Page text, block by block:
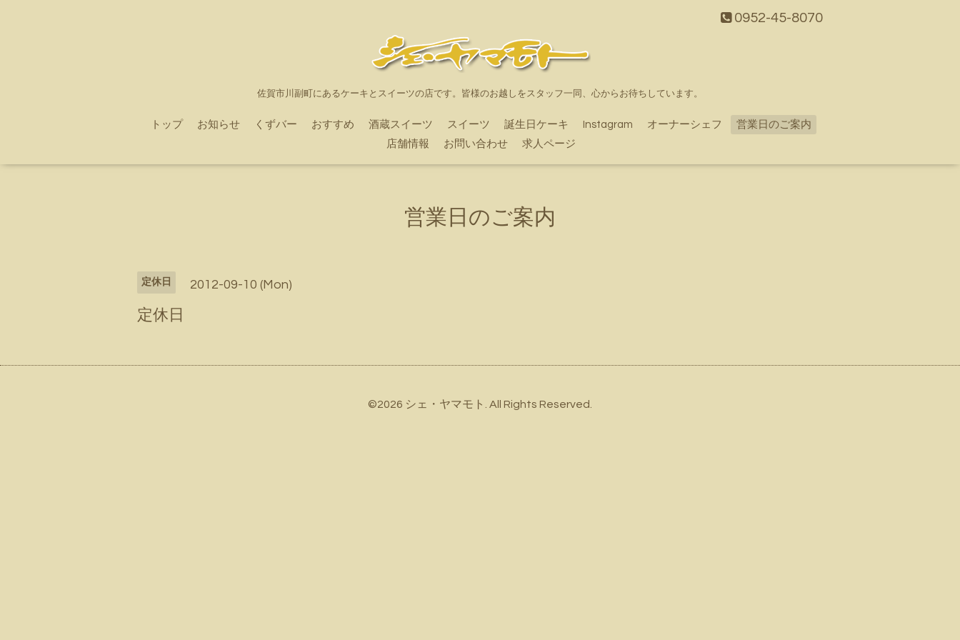
0952-45-8070
佐賀市川副町にあるケーキとスイーツの店です。皆様のお越しをスタッフ一同、心からお待ちしています。
トップ お知らせ くずバー おすすめ 酒蔵スイーツ スイーツ 誕生日ケーキ Instagram オーナーシェフ
営業日のご案内
店舗情報
お問い合わせ 求人ページ
営業日のご案内
定休日 2012-09-10 (Mon)
定休日
©2026 シェ・ヤマモト . All Rights Reserved.